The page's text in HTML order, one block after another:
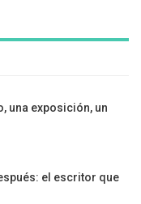
una exposición, un
el escritor que